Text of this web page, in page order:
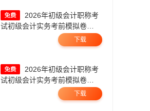
试初级会计实务考前模拟卷
下载
试初级会计实务考前模拟卷
下载